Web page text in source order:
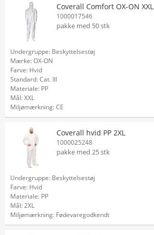
Coverall Comfort OX-ON XXL
1000017546
pakke med 50 stk
Undergruppe: Beskyttelsestøj
Mærke: OX-ON
Farve: Hvid
Standard: Cat. III
Materiale: PP
Mål: XXL
Miljømærkning: CE
Coverall hvid PP 2XL
1000025248
pakke med 25 stk
Undergruppe: Beskyttelsestøj
Farve: Hvid
Materiale: PP
Mål: 2XL
Miljømærkning: Fødevaregodkendt